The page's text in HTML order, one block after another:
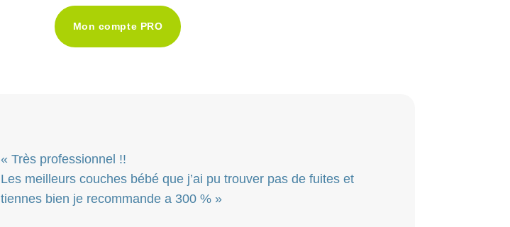
Mon compte PRO
« Très professionnel !!
Les meilleurs couches bébé que j’ai pu trouver pas de fuites et
tiennes bien je recommande a 300 % »